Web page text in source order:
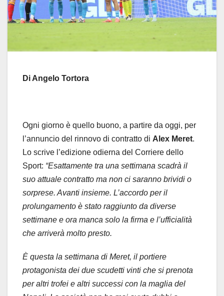
Di Angelo Tortora
Ogni giorno è quello buono, a partire da oggi, per
l’annuncio del rinnovo di contratto di Alex Meret.
Lo scrive l’edizione odierna del Corriere dello
Sport: “Esattamente tra una settimana scadrà il
suo attuale contratto ma non ci saranno brividi o
sorprese. Avanti insieme. L’accordo per il
prolungamento è stato raggiunto da diverse
settimane e ora manca solo la firma e l’ufficialità
che arriverà molto presto.
È questa la settimana di Meret, il portiere
protagonista dei due scudetti vinti che si prenota
per altri trofei e altri successi con la maglia del